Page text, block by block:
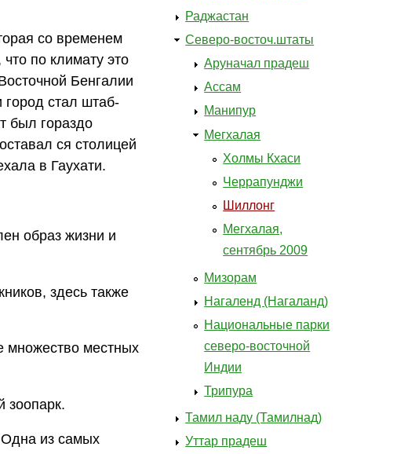
со временем
по климату это
Бенгалии
город стал штаб-
был гораздо
ся столицей
в Гаухати.
образ жизни и
здесь также
множество местных
зоопарк.
из самых
Раджастан
Северо-восточ.штаты
Аруначал прадеш
Ассам
Манипур
Мегхалая
Холмы Кхаси
Черрапунджи
Шиллонг
Мегхалая,
сентябрь 2009
Мизорам
Нагаленд (Нагаланд)
Национальные парки
северо-восточной
Индии
Трипура
Тамил наду (Тамилнад)
Уттар прадеш